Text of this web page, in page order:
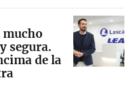
mucho
segura.
de la